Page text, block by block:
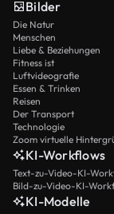
Bilder
Die Natur
Menschen
Liebe & Beziehungen
Fitness ist
Luftvideografie
Essen & Trinken
Reisen
Der Transport
Technologie
Zoom virtuelle
KI-Workflows
Text-zu-Video-KI-
Bild-zu-Video-KI-
KI-Modelle